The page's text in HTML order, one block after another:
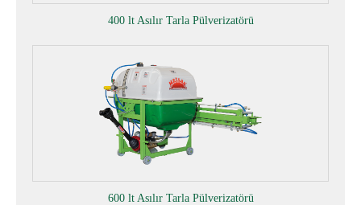
400 lt Asılır Tarla Pülverizatörü
600 lt Asılır Tarla Pülverizatörü